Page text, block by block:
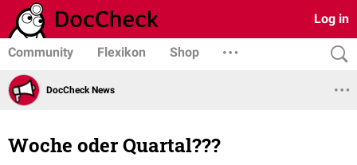
Log in
Community Flexikon Shop
DocCheck News
Woche oder Quartal???